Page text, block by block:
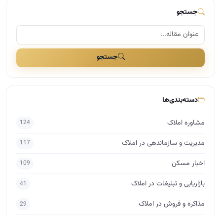
جستجو
جستجو
دسته‌بندی‌ها
مشاوره املاک 124
مدیریت و سازماندهی در املاک 117
اخبار مسکن 109
بازاریابی و تبلیغات در املاک 41
مذاکره و فروش در املاک 29